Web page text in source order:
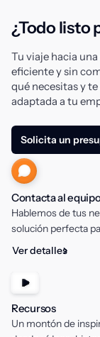
¿Todo listo
Tu viaje hacia
eficiente y sin
qué necesitas y
adaptada a tu
Solicita un
Contacta al
Hablemos de tus
solución perfecta
Ver detalles
Recursos
Un montón de